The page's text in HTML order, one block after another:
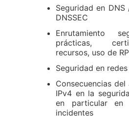
Seguridad en
DNSSEC
Enrutamiento
prácticas,
recursos, uso de
Seguridad en redes
Consecuencias
IPv4 en la
en particular
incidentes